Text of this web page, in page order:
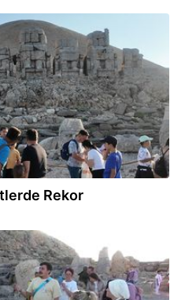
Rekor